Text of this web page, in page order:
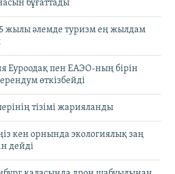
бұғаттады
жылы әлемде туризм ең жылдам
Еуроодақ пен ЕАЭО-ның бірін
өткізбейді
тізімі жарияланды
кен орнында экологиялық заң
дейді